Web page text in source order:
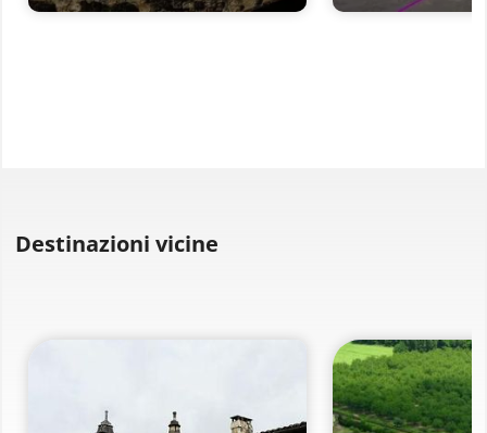
Destinazioni vicine